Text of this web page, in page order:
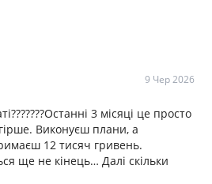
9 Чер 2026
3 місяці це просто
Виконуєш плани, а
12 тисяч гривень.
ще не кінець… Далі скільки